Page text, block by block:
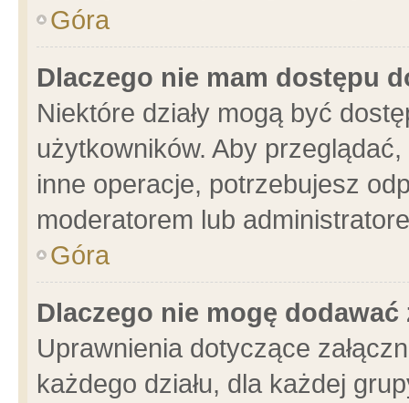
Góra
Dlaczego nie mam dostępu
Niektóre działy mogą być
użytkowników. Aby
inne operacje, potrzebujesz
moderatorem lub
Góra
Dlaczego nie mogę dodawać
Uprawnienia dotyczące
każdego działu, dla każdej